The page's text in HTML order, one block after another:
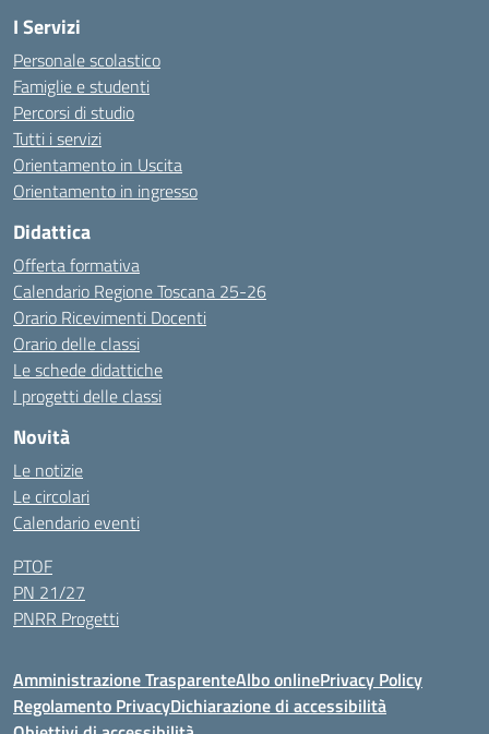
I Servizi
Personale scolastico
Famiglie e studenti
Percorsi di studio
Tutti i servizi
Orientamento in Uscita
Orientamento in ingresso
Didattica
Offerta formativa
Calendario Regione Toscana 25-26
Orario Ricevimenti Docenti
Orario delle classi
Le schede didattiche
I progetti delle classi
Novità
Le notizie
Le circolari
Calendario eventi
PTOF
PN 21/27
PNRR Progetti
Amministrazione TrasparenteAlbo onlinePrivacy Policy
Regolamento PrivacyDichiarazione di accessibilità